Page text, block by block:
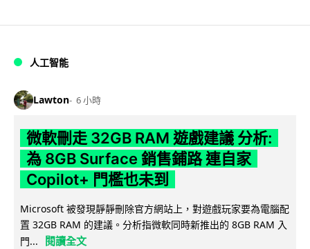
人工智能
Lawton 6 小時
微軟刪走 32GB RAM 遊戲建議 分析:
為 8GB Surface 銷售鋪路 連自家
Copilot+ 門檻也未到
Microsoft 被發現靜靜刪除官方網站上，對遊戲玩家要為電腦配
置 32GB RAM 的建議。分析指微軟同時新推出的 8GB RAM 入
門...
閱讀全文